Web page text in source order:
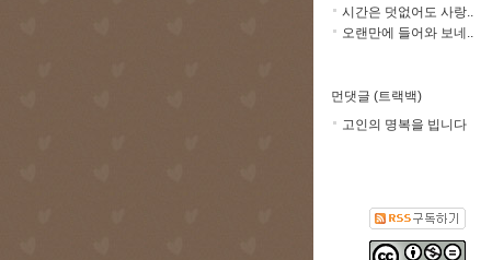
시간은 덧없어도 사랑..
오랜만에 들어와 보네..
먼댓글 (트랙백)
고인의 명복을 빕니다